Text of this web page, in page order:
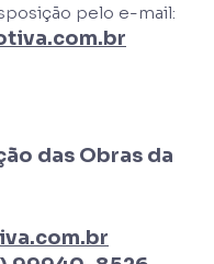
pelo e-mail:
das Obras da